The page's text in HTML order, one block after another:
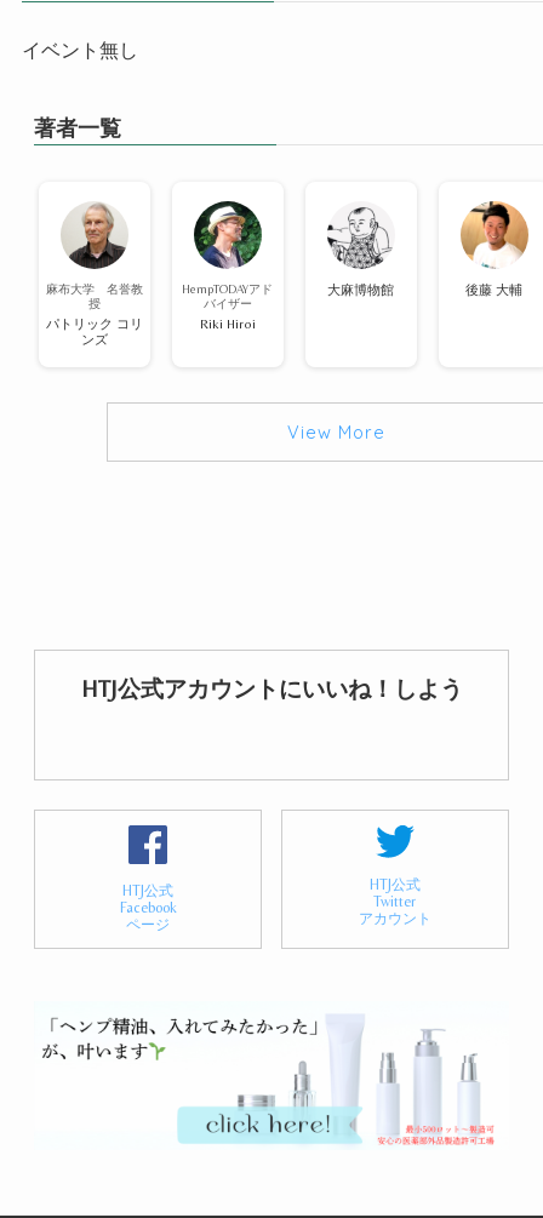
イベント無し
著者一覧
麻布大学 名誉教
授
パトリック コリ
ンズ
HempTODAYアド
バイザー
Riki Hiroi
大麻博物館 後藤 大輔
View More
HTJ公式アカウントにいいね！しよう
HTJ公式
Facebook
ページ
HTJ公式
Twitter
アカウント